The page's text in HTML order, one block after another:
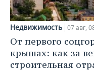
Недвижимость 07 авг,
От первого
крышах: как за
строительная